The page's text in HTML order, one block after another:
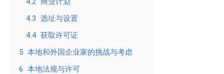
4.3 选址与设置
4.4 获取许可证
5 本地和外国企业家的挑战与考虑
6 本地法规与许可